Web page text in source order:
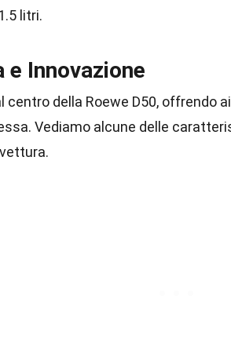
litri.
e Innovazione
centro della Roewe D50, offrendo
Vediamo alcune delle